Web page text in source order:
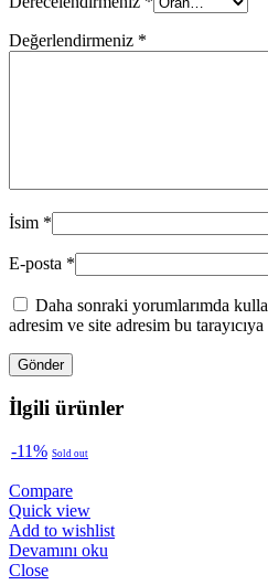
Değerlendirmeniz *
İsim *
E-posta *
Daha sonraki yorumlarımda
adresim ve site adresim bu
İlgili ürünler
-11% Sold out
Compare
Quick view
Add to wishlist
Devamını oku
Close